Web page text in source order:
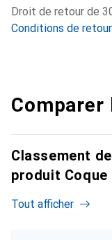
Droit de retour de
Conditions de retour
Classement
produit
Tout afficher